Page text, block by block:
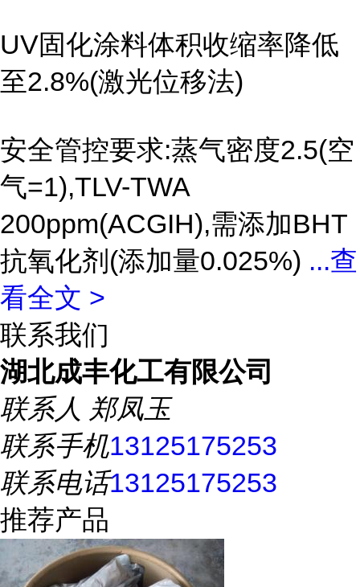
UV固化涂料体积收缩率降低
至2.8%(激光位移法)
安全管控要求:蒸气密度2.5(空
气=1),TLV-TWA
200ppm(ACGIH),需添加BHT
抗氧化剂(添加量0.025%) ...查
看全文 >
联系我们
湖北成丰化工有限公司
联系人 郑凤玉
联系手机13125175253
联系电话13125175253
推荐产品